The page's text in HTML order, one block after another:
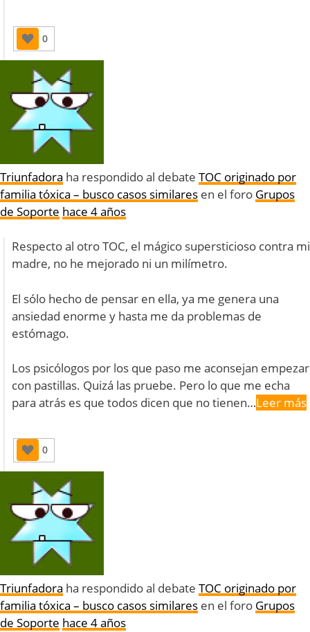
0
Triunfadora ha respondido al debate TOC originado por
familia tóxica – busco casos similares en el foro Grupos
de Soporte hace 4 años
Respecto al otro TOC, el mágico supersticioso contra mi
madre, no he mejorado ni un milímetro.
El sólo hecho de pensar en ella, ya me genera una
ansiedad enorme y hasta me da problemas de
estómago.
Los psicólogos por los que paso me aconsejan empezar
con pastillas. Quizá las pruebe. Pero lo que me echa
para atrás es que todos dicen que no tienen…Leer más
0
Triunfadora ha respondido al debate TOC originado por
familia tóxica – busco casos similares en el foro Grupos
de Soporte hace 4 años